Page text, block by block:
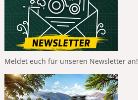
Meldet euch für unseren Newsletter an!